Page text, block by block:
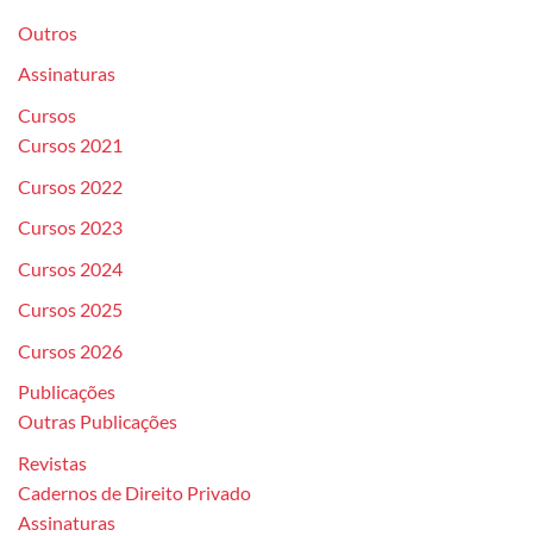
Outros
Assinaturas
Cursos
Cursos 2021
Cursos 2022
Cursos 2023
Cursos 2024
Cursos 2025
Cursos 2026
Publicações
Outras Publicações
Revistas
Cadernos de Direito Privado
Assinaturas